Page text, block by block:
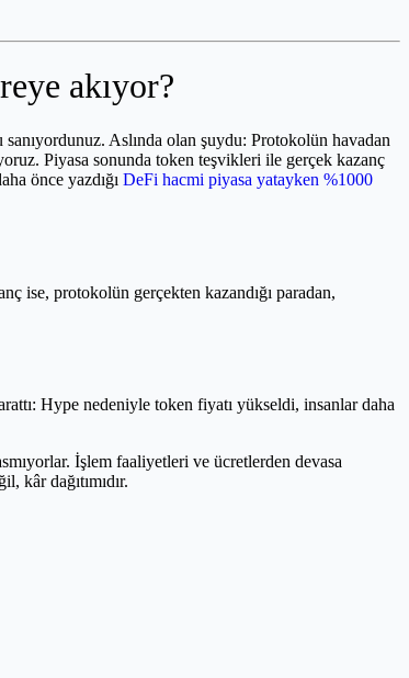
akıyor?
Aslında olan şuydu: Protokolün havadan
Piyasa sonunda token teşvikleri ile gerçek kazanç
önce yazdığı DeFi hacmi piyasa yatayken %1000
ise, protokolün gerçekten kazandığı paradan,
Hype nedeniyle token fiyatı yükseldi, insanlar daha
İşlem faaliyetleri ve ücretlerden devasa
kâr dağıtımıdır.